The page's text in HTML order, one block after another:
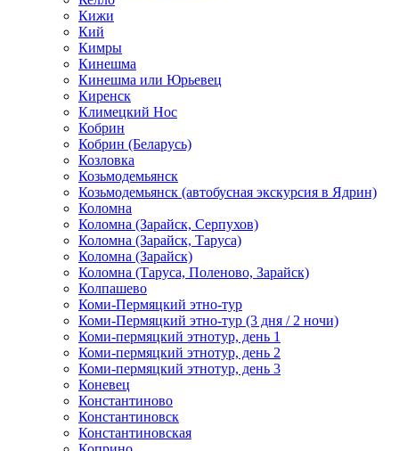
Кижи
Кий
Кимры
Кинешма
Кинешма или Юрьевец
Киренск
Климецкий Нос
Кобрин
Кобрин (Беларусь)
Козловка
Козьмодемьянск
Козьмодемьянск (автобусная экскурсия в Ядрин)
Коломна
Коломна (Зарайск, Серпухов)
Коломна (Зарайск, Таруса)
Коломна (Зарайск)
Коломна (Таруса, Поленово, Зарайск)
Колпашево
Коми-Пермяцкий этно-тур
Коми-Пермяцкий этно-тур (3 дня / 2 ночи)
Коми-пермяцкий этнотур, день 1
Коми-пермяцкий этнотур, день 2
Коми-пермяцкий этнотур, день 3
Коневец
Константиново
Константиновск
Константиновская